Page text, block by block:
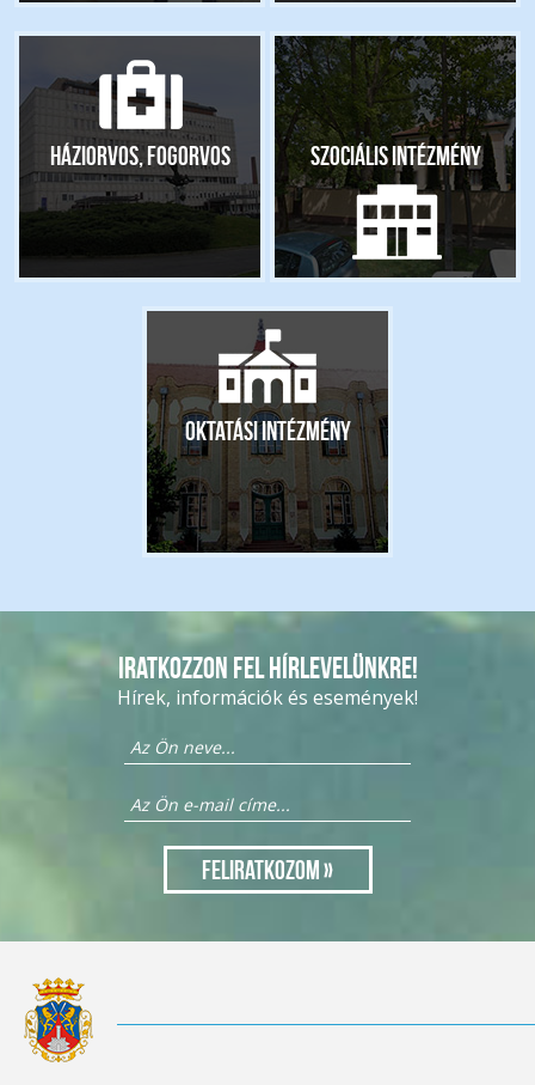
Háziorvos, fogorvos Szociális intézmény
Oktatási intézmény
Iratkozzon fel hírlevelünkre!
Hírek, információk és események!